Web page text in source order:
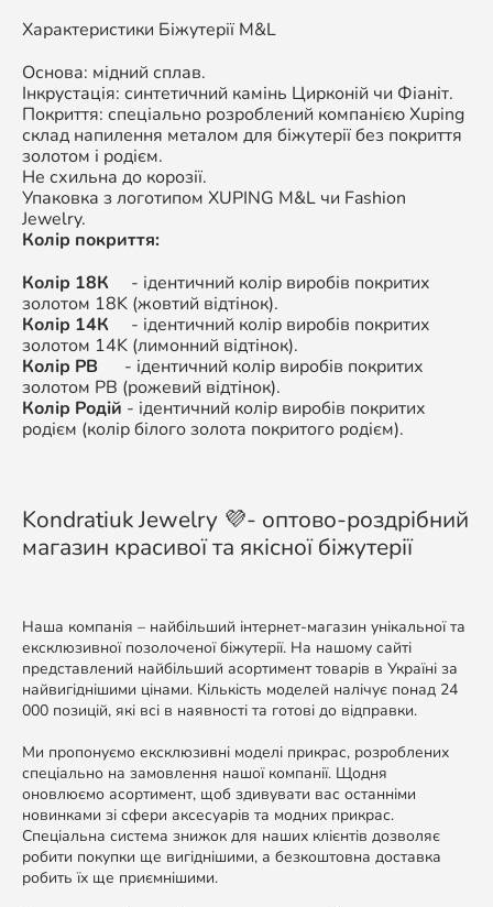
Характеристики Біжутерії M&L
Основа: мідний сплав.
Інкрустація: синтетичний камінь Цирконій чи Фіаніт.
Покриття: спеціально розроблений компанією Xuping
склад напилення металом для біжутерії без покриття
золотом і родієм.
Не схильна до корозії.
Упаковка з логотипом XUPING M&L чи Fashion
Jewelry.
Колір покриття:
Колір 18К - ідентичний колір виробів покритих
золотом 18K (жовтий відтінок).
Колір 14К - ідентичний колір виробів покритих
золотом 14K (лимонний відтінок).
Колір РВ - ідентичний колір виробів покритих
золотом РВ (рожевий відтінок).
Колір Родій - ідентичний колір виробів покритих
родієм (колір білого золота покритого родієм).
Kondratiuk Jewelry 💜- оптово-роздрібний
магазин красивої та якісної біжутерії
Наша компанія – найбільший інтернет-магазин унікальної та
ексклюзивної позолоченої біжутерії. На нашому сайті
представлений найбільший асортимент товарів в Україні за
найвигіднішими цінами. Кількість моделей налічує понад 24
000 позицій, які всі в наявності та готові до відправки.
Ми пропонуємо ексклюзивні моделі прикрас, розроблених
спеціально на замовлення нашої компанії. Щодня
оновлюємо асортимент, щоб здивувати вас останніми
новинками зі сфери аксесуарів та модних прикрас.
Спеціальна система знижок для наших клієнтів дозволяє
робити покупки ще вигіднішими, а безкоштовна доставка
робить їх ще приємнішими.